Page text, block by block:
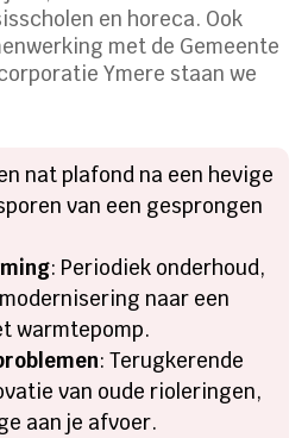
en horeca. Ook
met de Gemeente
Ymere staan we
nat plafond na een hevige
van een gesprongen
: Periodiek onderhoud,
naar een
warmtepomp.
: Terugkerende
van oude rioleringen,
aan je afvoer.